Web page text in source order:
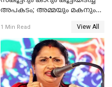
അപകടം; അമ്മയും മകനും
ഗുരുതരാവസ്ഥയിൽ
1 Min Read View All